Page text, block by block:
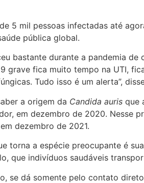
5 mil pessoas infectadas até
pública global.
bastante durante a pandemia
grave fica muito tempo na UTI,
Tudo isso é um alerta”,
a origem da Candida auris que
em dezembro de 2020. Nesse
dezembro de 2021.
torna a espécie preocupante é
que indivíduos saudáveis
se dá somente pelo contato